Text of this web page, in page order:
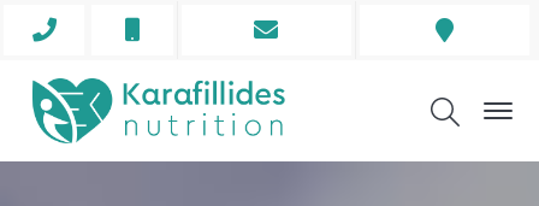
Phone
Envelope
Address